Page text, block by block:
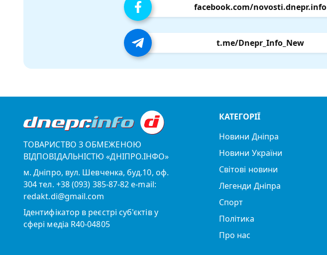
facebook.com/novosti.dnepr.info
t.me/Dnepr_Info_New
ТОВАРИСТВО З ОБМЕЖЕНОЮ
ВІДПОВІДАЛЬНІСТЮ «ДНІПРО.ІНФО»
м. Дніпро, вул. Шевченка, буд.10, оф.
304 тел. +38 (093) 385-87-82 e-mail:
redakt.di@gmail.com
Ідентифікатор в реєстрі суб'єктів у
сфері медіа R40-04805
КАТЕГОРІЇ
Новини Дніпра
Новини України
Світові новини
Легенди Дніпра
Спорт
Політика
Про нас